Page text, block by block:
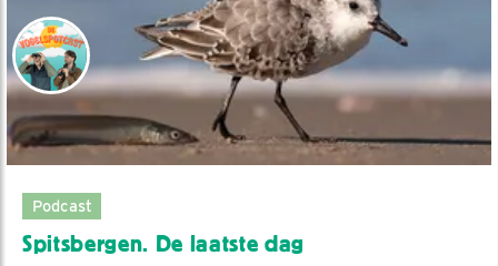
Podcast
Spitsbergen. De laatste dag